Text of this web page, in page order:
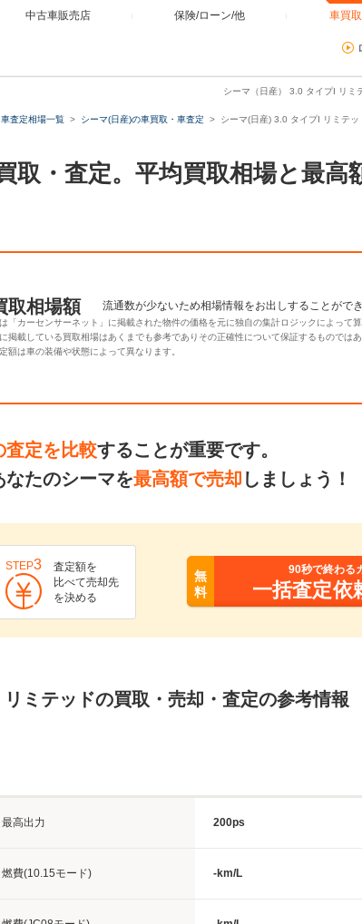
中古車販売店 保険/ローン/他 車買取
シーマ（日産） 3.0 タイプI リミ
査定相場一覧 シーマ(日産)の車買取・車査定 シーマ(日産) 3.0 タイプI リミテッ
・査定。平均買取相場と最高
取相場額 流通数が少ないため相場情報をお出しすることがで
「カーセンサーネット」に掲載された物件の価格を元に独自の集計ロジックによって算
掲載している買取相場はあくまでも参考でありその正確性について保証するものではあ
額は車の装備や状態によって異なります。
査定を比較することが重要です。
たのシーマを最高額で売却 しましょう！
STEP3
査定額を
比べて売却先
を決める
無
料
90秒で終わる
一括査定依
ミテッドの買取・売却・査定の参考情報
最高出力 200ps
燃費(10.15モード) -km/L